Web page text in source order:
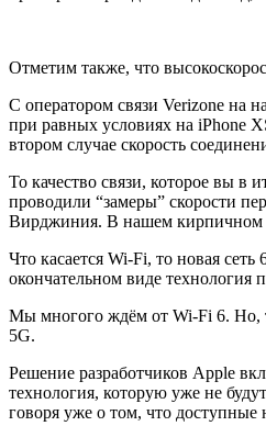
Отметим также, что
С оператором связи Verizone на
при равных условиях на iPhone
втором случае скорость
То качество связи, которое вы в
проводили “замеры” скорости
Вирджиния. В нашем кирпичном
Что касается Wi-Fi, то новая
окончательном виде технология
Мы многого ждём от Wi-Fi 6. Но,
5G.
Решение разработчиков Apple
технология, которую уже не
говоря уже о том, что доступные